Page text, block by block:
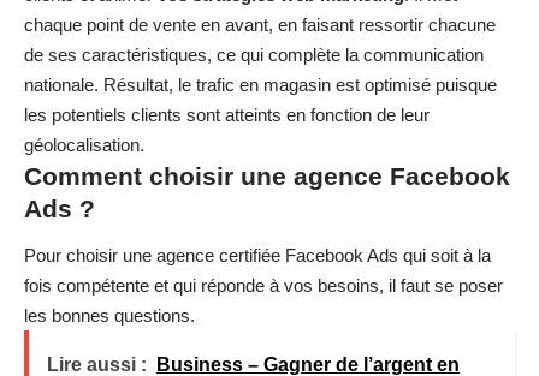
chaque point de vente en avant, en faisant ressortir chacune
de ses caractéristiques, ce qui complète la communication
nationale. Résultat, le trafic en magasin est optimisé puisque
les potentiels clients sont atteints en fonction de leur
géolocalisation.
Comment choisir une agence Facebook
Ads ?
Pour choisir une agence certifiée Facebook Ads qui soit à la
fois compétente et qui réponde à vos besoins, il faut se poser
les bonnes questions.
Lire aussi :
Business – Gagner de l’argent en